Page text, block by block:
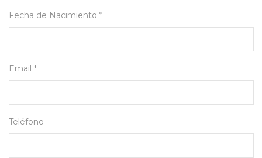
Fecha de Nacimiento *
Email *
Teléfono